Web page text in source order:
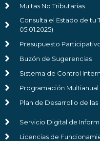
Multas No Tributarias
Consulta el Estado de tu
05.01.2025)
Presupuesto
Buzón de Sugerencias
Sistema de Control
Programación
Plan de Desarrollo de las
Servicio Digital de
Licencias de